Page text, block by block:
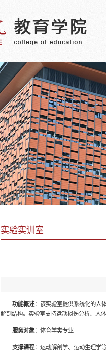
实验实训室
功能概述：该实验室提供系统化的人
解剖结构。实验室支持运动损伤分析、人
服务对象：体育学类专业
支撑课程：运动解剖学、运动生理学